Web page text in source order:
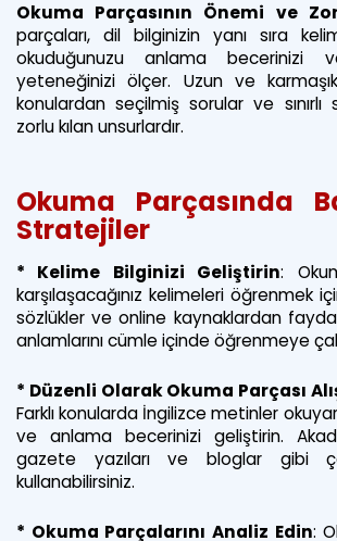
Okuma Parçasının Önemi ve
parçaları, dil bilginizin yanı sıra
okuduğunuzu anlama becerinizi
yeteneğinizi ölçer. Uzun ve
konulardan seçilmiş sorular ve
zorlu kılan unsurlardır.
Okuma Parçasında
Stratejiler
* Kelime Bilginizi Geliştirin:
karşılaşacağınız kelimeleri öğrenmek
sözlükler ve online kaynaklardan
anlamlarını cümle içinde öğrenmeye
* Düzenli Olarak Okuma Parçası
Farklı konularda İngilizce metinler
ve anlama becerinizi geliştirin.
gazete yazıları ve bloglar gibi
kullanabilirsiniz.
* Okuma Parçalarını Analiz Edin: